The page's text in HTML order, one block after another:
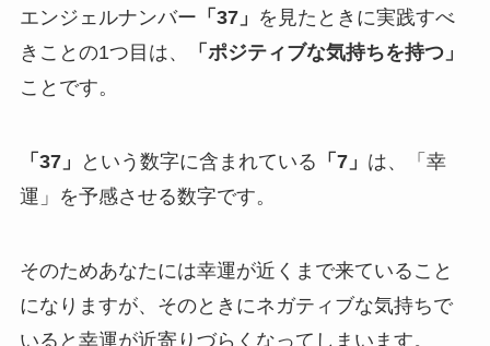
エンジェルナンバー 「37」 を見たときに実践すべ
きことの1つ目は、
「ポジティブな気持ちを持つ」
ことです。
「37」 という数字に含まれている 「7」 は、「幸
運」を予感させる数字です。
そのためあなたには幸運が近くまで来ていること
になりますが、そのときにネガティブな気持ちで
いると幸運が近寄りづらくなってしまいます。